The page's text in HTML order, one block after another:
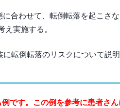
合わせて、転倒転落を起こさ
実施する。
転倒転落のリスクについて説明
です。この例を参考に患者さ